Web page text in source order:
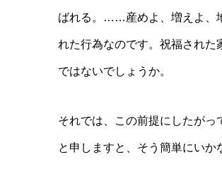
ばれる。……産めよ、増えよ、
れた行為なのです。祝福された
ではないでしょうか。
それでは、この前提にしたが
と申しますと、そう簡単にいか